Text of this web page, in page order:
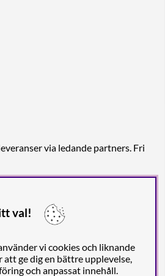
via ledande partners. Fri
val!
vi cookies och liknande
ge dig en bättre upplevelse,
och anpassat innehåll.